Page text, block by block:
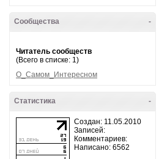
-
Сообщества
Читатель сообществ
(Всего в списке: 1)
О_Самом_Интересном
-
Статистика
Создан: 11.05.2010
Записей:
Комментариев:
Написано: 6562